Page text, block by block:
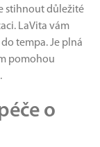
stihnout důležité
LaVita vám
tempa. Je plná
pomohou
o